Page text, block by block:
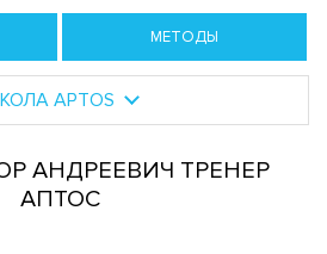
МЕТОДЫ
APTOS
АНДРЕЕВИЧ ТРЕНЕР
АПТОС